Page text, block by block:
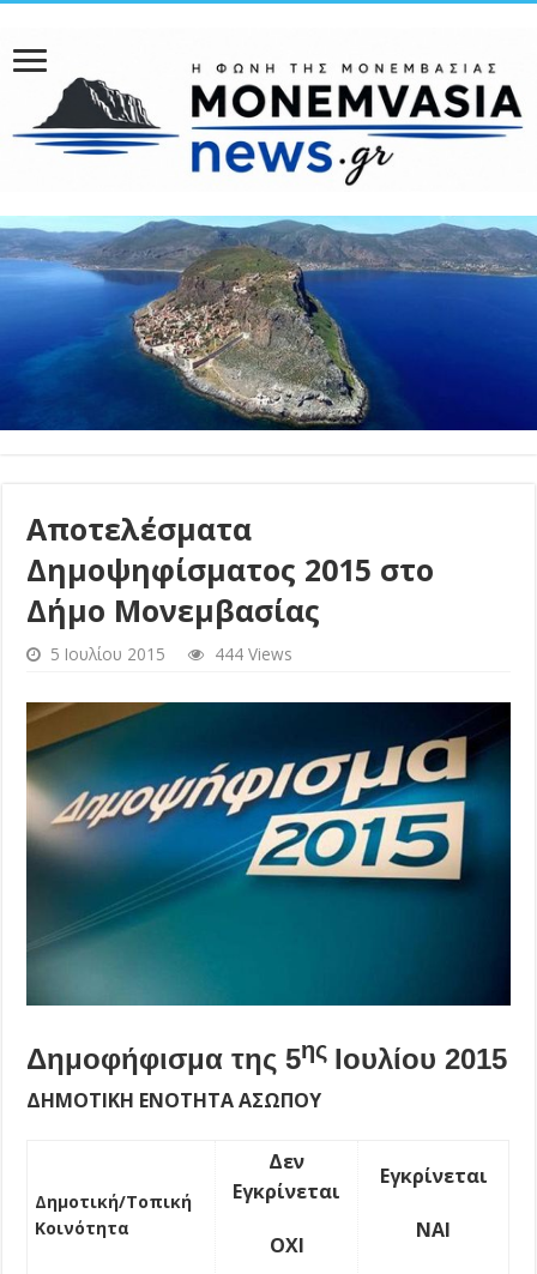
Αποτελέσματα
Δημοψηφίσματος 2015 στο
Δήμο Μονεμβασίας
5 Ιουλίου 2015 444 Views
Δημοφήφισμα της 5ης Ιουλίου 2015
ΔΗΜΟΤΙΚΗ ΕΝΟΤΗΤΑ ΑΣΩΠΟΥ
Δημοτική/Τοπική
Κοινότητα
Δεν
Εγκρίνεται
ΟΧΙ
Εγκρίνεται
ΝΑΙ